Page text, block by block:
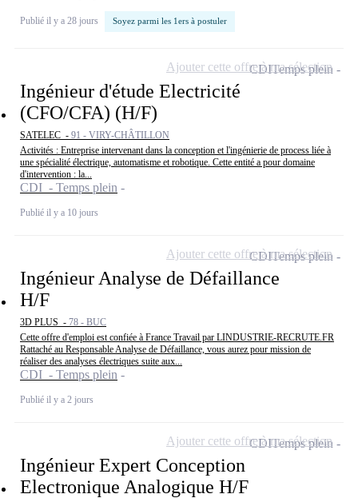
Publié il y a 28 jours Soyez parmi les 1ers à postuler
Ingénieur d'étude Electricité
(CFO/CFA) (H/F)
SATELEC - 91 - VIRY-CHÂTILLON
Activités : Entreprise intervenant dans la conception et l'ingénierie de process liée à
une spécialité électrique, automatisme et robotique. Cette entité a pour domaine
d'intervention : la...
CDI - Temps plein
Publié il y a 10 jours
CDITemps plein
Ajouter cette offre à ma sélection
Ingénieur Analyse de Défaillance
H/F
3D PLUS - 78 - BUC
Cette offre d'emploi est confiée à France Travail par LINDUSTRIE-RECRUTE.FR
Rattaché au Responsable Analyse de Défaillance, vous aurez pour mission de
réaliser des analyses électriques suite aux...
CDI - Temps plein
Publié il y a 2 jours
CDITemps plein
Ajouter cette offre à ma sélection
Ingénieur Expert Conception
Electronique Analogique H/F
CDITemps plein
Ajouter cette offre à ma sélection